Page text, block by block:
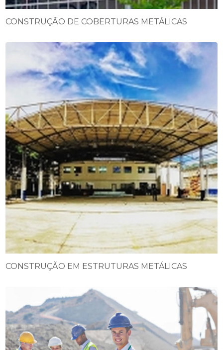
CONSTRUÇÃO DE COBERTURAS METÁLICAS
CONSTRUÇÃO EM ESTRUTURAS METÁLICAS